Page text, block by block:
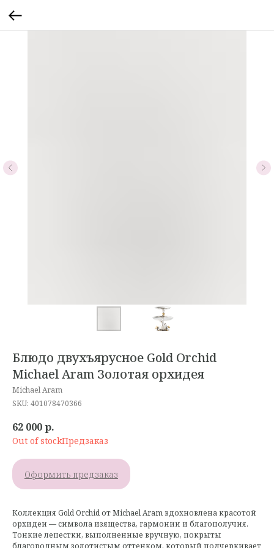
Блюдо двухъярусное Gold Orchid
Michael Aram Золотая орхидея
Michael Aram
SKU: 401078470366
62 000р.
Out of stock
Оформить предзаказ
Коллекция Gold Orchid от Michael Aram вдохновлена красотой
орхидеи — символа изящества, гармонии и благополучия.
Тонкие лепестки, выполненные вручную, покрыты